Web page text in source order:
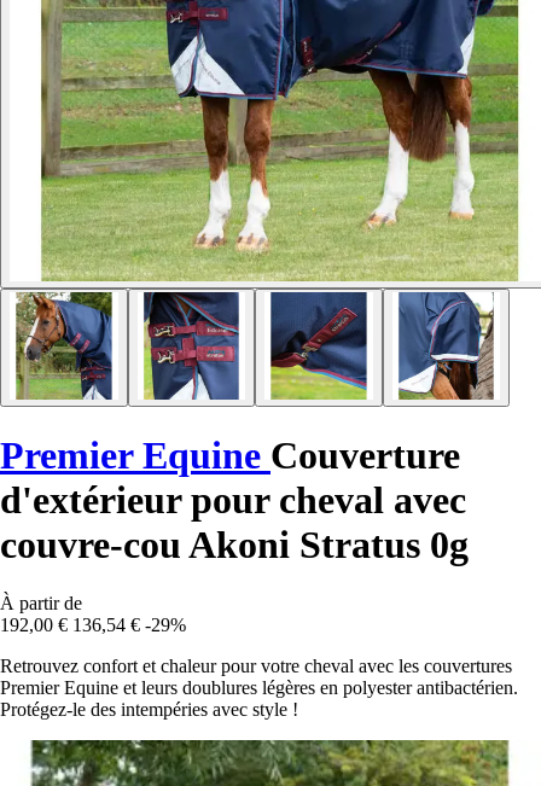
Premier Equine Couverture
d'extérieur pour cheval avec
couvre-cou Akoni Stratus 0g
À partir de
192,00 € 136,54 € -29%
Retrouvez confort et chaleur pour votre cheval avec les couvertures
Premier Equine et leurs doublures légères en polyester antibactérien.
Protégez-le des intempéries avec style !